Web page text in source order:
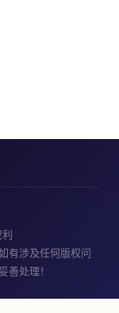
有涉及任何版权问
处理！